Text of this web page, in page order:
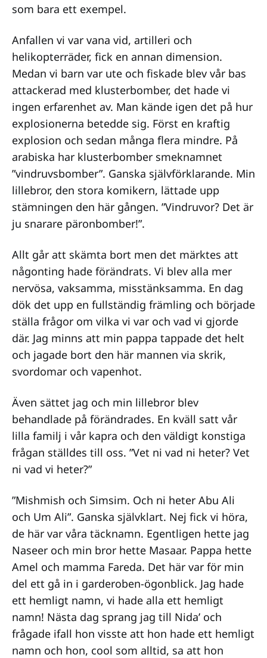
som bara ett exempel.
Anfallen vi var vana vid, artilleri och
helikopterräder, fick en annan dimension.
Medan vi barn var ute och fiskade blev vår bas
attackerad med klusterbomber, det hade vi
ingen erfarenhet av. Man kände igen det på hur
explosionerna betedde sig. Först en kraftig
explosion och sedan många flera mindre. På
arabiska har klusterbomber smeknamnet
”vindruvsbomber”. Ganska självförklarande. Min
lillebror, den stora komikern, lättade upp
stämningen den här gången. ”Vindruvor? Det är
ju snarare päronbomber!”.
Allt går att skämta bort men det märktes att
någonting hade förändrats. Vi blev alla mer
nervösa, vaksamma, misstänksamma. En dag
dök det upp en fullständig främling och började
ställa frågor om vilka vi var och vad vi gjorde
där. Jag minns att min pappa tappade det helt
och jagade bort den här mannen via skrik,
svordomar och vapenhot.
Även sättet jag och min lillebror blev
behandlade på förändrades. En kväll satt vår
lilla familj i vår kapra och den väldigt konstiga
frågan ställdes till oss. ”Vet ni vad ni heter? Vet
ni vad vi heter?”
”Mishmish och Simsim. Och ni heter Abu Ali
och Um Ali”. Ganska självklart. Nej fick vi höra,
de här var våra täcknamn. Egentligen hette jag
Naseer och min bror hette Masaar. Pappa hette
Amel och mamma Fareda. Det här var för min
del ett gå in i garderoben-ögonblick. Jag hade
ett hemligt namn, vi hade alla ett hemligt
namn! Nästa dag sprang jag till Nida’ och
frågade ifall hon visste att hon hade ett hemligt
namn och hon, cool som alltid, sa att hon